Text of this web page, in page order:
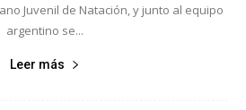
Juvenil de Natación, y junto al equipo
argentino se...
Leer más